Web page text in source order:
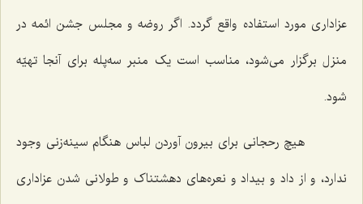
عزاداری مورد استفاده واقع گردد. اگر روضه و مجلس جشن ائمه در
منزل برگزار می‌شود، مناسب است یک منبر سه‌پله برای آنجا تهیّه
شود.
هیچ رحجانی برای بیرون آوردن لباس هنگام سینه‌زنی وجود
ندارد، و از داد و بیداد و نعره‌های دهشتناک و طولانی شدن عزاداری